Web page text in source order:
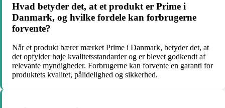
Hvad betyder det, at et produkt er Prime i
Danmark, og hvilke fordele kan forbrugerne
forvente?
Når et produkt bærer mærket Prime i Danmark, betyder det, at
det opfylder høje kvalitetsstandarder og er blevet godkendt af
relevante myndigheder. Forbrugerne kan forvente en garanti for
produktets kvalitet, pålidelighed og sikkerhed.